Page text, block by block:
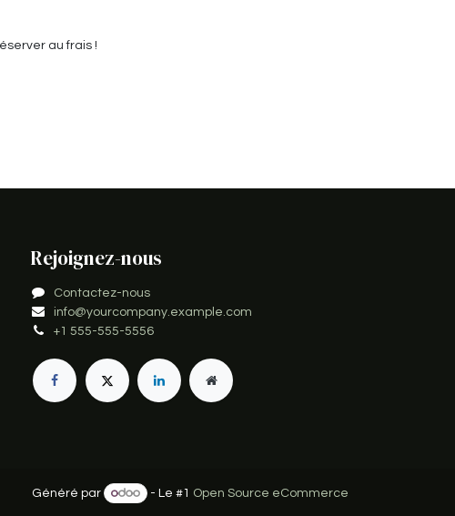
au frais !
Rejoignez-nous
Contactez-nous
info@yourcompany.example.com
+1 555-555-5556
Généré par - Le #1 Open Source eCommerce